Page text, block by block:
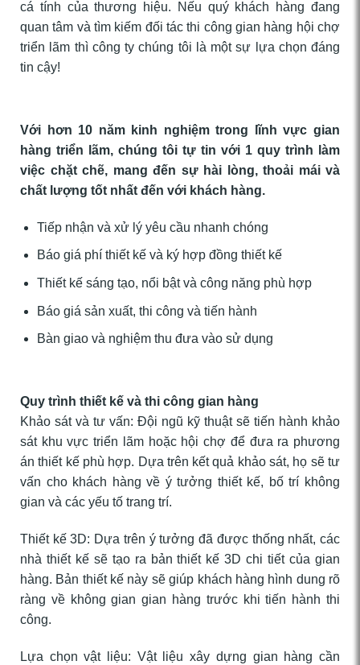
cá tính của thương hiệu. Nếu quý khách hàng đang
quan tâm và tìm kiếm đối tác thi công gian hàng hội chợ
triển lãm thì công ty chúng tôi là một sự lựa chọn đáng
tin cậy!
Với hơn 10 năm kinh nghiệm trong lĩnh vực gian
hàng triển lãm, chúng tôi tự tin với 1 quy trình làm
việc chặt chẽ, mang đến sự hài lòng, thoải mái và
chất lượng tốt nhất đến với khách hàng.
Tiếp nhận và xử lý yêu cầu nhanh chóng
Báo giá phí thiết kế và ký hợp đồng thiết kế
Thiết kế sáng tạo, nổi bật và công năng phù hợp
Báo giá sản xuất, thi công và tiến hành
Bàn giao và nghiệm thu đưa vào sử dụng
Quy trình thiết kế và thi công gian hàng
Khảo sát và tư vấn: Đội ngũ kỹ thuật sẽ tiến hành khảo
sát khu vực triển lãm hoặc hội chợ để đưa ra phương
án thiết kế phù hợp. Dựa trên kết quả khảo sát, họ sẽ tư
vấn cho khách hàng về ý tưởng thiết kế, bố trí không
gian và các yếu tố trang trí.
Thiết kế 3D: Dựa trên ý tưởng đã được thống nhất, các
nhà thiết kế sẽ tạo ra bản thiết kế 3D chi tiết của gian
hàng. Bản thiết kế này sẽ giúp khách hàng hình dung rõ
ràng về không gian gian hàng trước khi tiến hành thi
công.
Lựa chọn vật liệu: Vật liệu xây dựng gian hàng cần